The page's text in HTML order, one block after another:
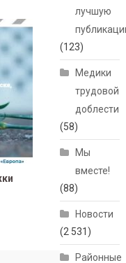
лучшую
(123)
Медики
трудовой
доблести
(58)
Мы
вместе!
(88)
Новости
(2 531)
Районные